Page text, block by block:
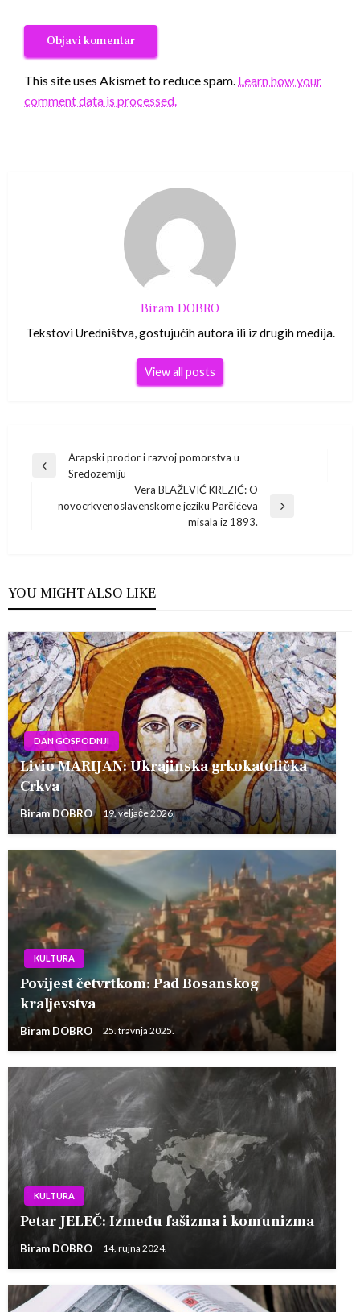
This site uses Akismet to reduce spam. Learn how your
comment data is processed.
Biram DOBRO
Tekstovi Uredništva, gostujućih autora ili iz drugih medija.
View all posts
Navigacija
objava
Previous
Arapski prodor i razvoj pomorstva u
Sredozemlju
Next
Vera BLAŽEVIĆ KREZIĆ: O
novocrkvenoslavenskome jeziku Parčićeva
misala iz 1893.
YOU MIGHT ALSO LIKE
DAN GOSPODNJI
Livio MARIJAN: Ukrajinska grkokatolička
Crkva
Biram DOBRO 19. veljače 2026.
KULTURA
Povijest četvrtkom: Pad Bosanskog
kraljevstva
Biram DOBRO 25. travnja 2025.
KULTURA
Petar JELEČ: Između fašizma i komunizma
Biram DOBRO 14. rujna 2024.